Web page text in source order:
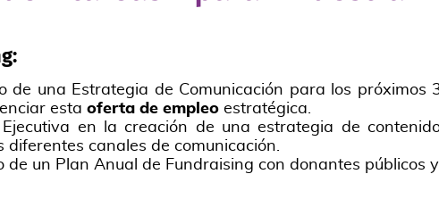
de una Estrategia de Comunicación para los próximos
esta oferta de empleo estratégica.
en la creación de una estrategia de
diferentes canales de comunicación.
de un Plan Anual de Fundraising con donantes públicos